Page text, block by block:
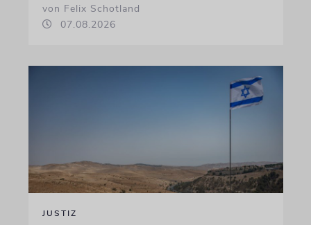
von Felix Schotland
07.08.2026
JUSTIZ